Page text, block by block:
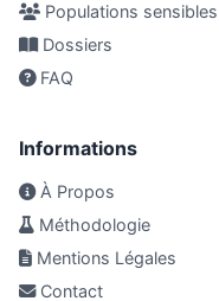
Populations sensibles
Dossiers
FAQ
Informations
À Propos
Méthodologie
Mentions Légales
Contact